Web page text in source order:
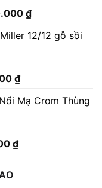
₫Giá
tại
12/12 gỗ sồi
₫Giá
tại
Mạ Crom Thùng
₫.
₫Giá